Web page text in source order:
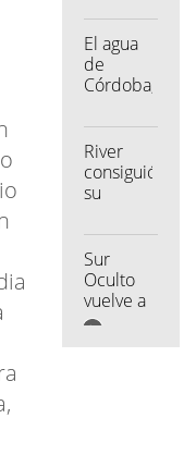
lo que
ha
hecho
Martín
Llaryora"
planta
de
Fiambres
Marlina
Primero
El agua
de
Córdoba,
más
contaminada
River
consiguió
su
alegría
con una
goleada
ante
Unión
Sur
Oculto
vuelve a
los